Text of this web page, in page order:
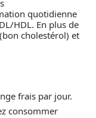
quotidienne
HDL. En plus de
cholestérol) et
frais par jour.
consommer